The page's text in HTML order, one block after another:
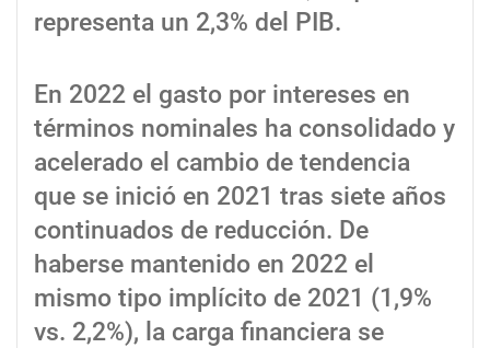
representa un 2,3% del PIB.
En 2022 el gasto por intereses en
términos nominales ha consolidado y
acelerado el cambio de tendencia
que se inició en 2021 tras siete años
continuados de reducción. De
haberse mantenido en 2022 el
mismo tipo implícito de 2021 (1,9%
vs. 2,2%), la carga financiera se